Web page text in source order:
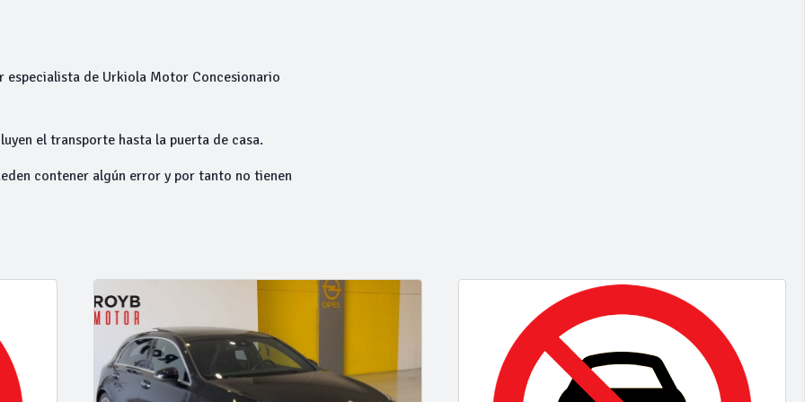
especialista de Urkiola Motor Concesionario
el transporte hasta la puerta de casa.
contener algún error y por tanto no tienen